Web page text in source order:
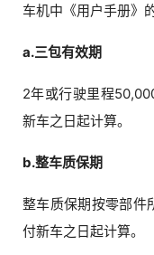
车机中《用户手册》
a.三包有效期
2年或行驶里程
新车之日起计算。
b.整车质保期
整车质保期按零部件
付新车之日起计算。